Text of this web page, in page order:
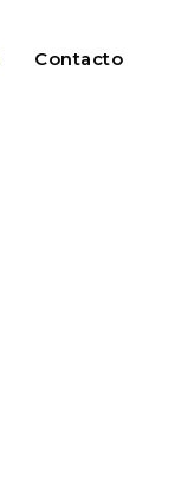
Contacto